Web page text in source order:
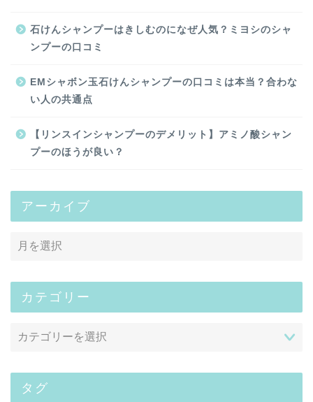
石けんシャンプーはきしむのになぜ人気？ミヨシのシャ
ンプーの口コミ
EMシャボン玉石けんシャンプーの口コミは本当？合わな
い人の共通点
【リンスインシャンプーのデメリット】アミノ酸シャン
プーのほうが良い？
アーカイブ
カテゴリー
タグ